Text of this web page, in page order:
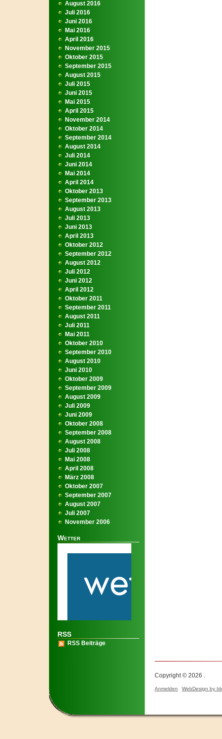
August 2016
Juli 2016
Juni 2016
Mai 2016
April 2016
November 2015
Oktober 2015
September 2015
August 2015
Juli 2015
Juni 2015
Mai 2015
April 2015
November 2014
Oktober 2014
September 2014
August 2014
Juli 2014
Juni 2014
Mai 2014
April 2014
Oktober 2013
September 2013
August 2013
Juli 2013
Juni 2013
April 2013
Oktober 2012
September 2012
August 2012
Juli 2012
Juni 2012
April 2012
Oktober 2011
September 2011
August 2011
Juli 2011
Mai 2011
Oktober 2010
September 2010
August 2010
Juni 2010
Oktober 2009
September 2009
August 2009
Juli 2009
Juni 2009
Oktober 2008
September 2008
August 2008
Juli 2008
Mai 2008
April 2008
März 2008
Oktober 2007
September 2007
August 2007
Juli 2007
November 2006
Wetter
RSS
RSS Beiträge
Copyright © 2026 .
Anmelden WebDesign by